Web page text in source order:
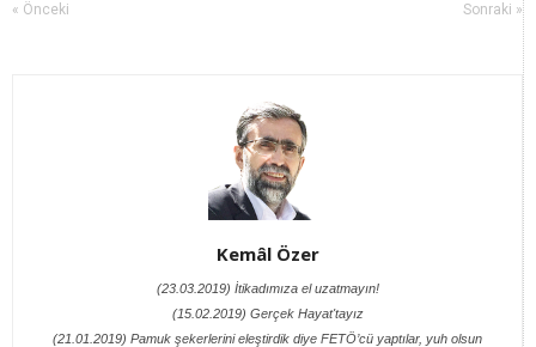
« Önceki Sonraki »
Kemâl Özer
(23.03.2019) İtikadımıza el uzatmayın!
(15.02.2019) Gerçek Hayat'tayız
(21.01.2019) Pamuk şekerlerini eleştirdik diye FETÖ’cü yaptılar, yuh olsun